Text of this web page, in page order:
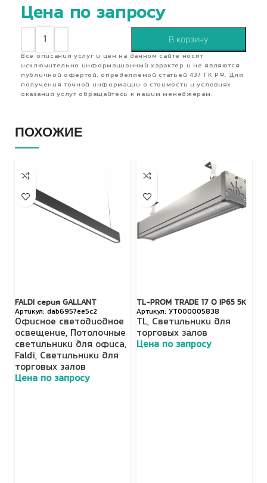
Цена по запросу
В корзину
Все описания услуг и цен на данном сайте носят
исключительно информационный характер и не являются
публичной офертой, определяемой статьей 437 ГК РФ. Для
получения точной информации о стоимости и условиях
оказания услуг обращайтесь к нашим менеджерам.
ПОХОЖИЕ
FALDI серия GALLANT
dab6957ee5c2
Офисное светодиодное
освещение, Потолочные
светильники для офиса,
Faldi, Светильники для
торговых залов
Цена по запросу
TL-PROM TRADE 17 O IP65 5К
УТ000005838
TL, Светильники для
торговых залов
Цена по запросу